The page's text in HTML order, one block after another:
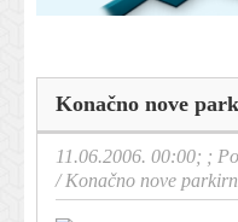
Konačno nove
11.06.2006. 00:00; ;
/Konačno nove